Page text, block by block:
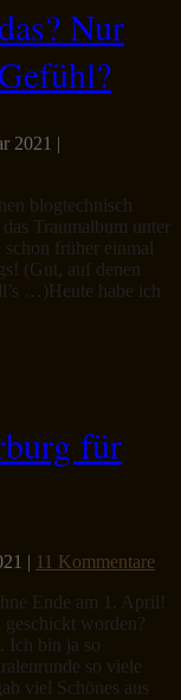
Nur
2021 |
blogtechnisch
Traumalbum unter
früher einmal
(Gut, auf denen
…)Heute habe ich
für
| 11 Kommentare
Ende am 1. April!
worden?
Ich bin ja so
so viele
viel Schönes aus